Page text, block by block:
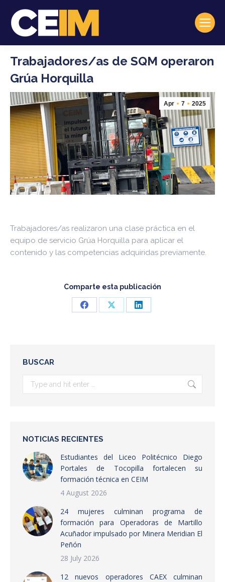
Trabajadores/as de SQM operaron
Grúa Horquilla
Apr 7 2025
Trabajadores/as realizaron una clase práctica en el
equipo de servicio Grúa Horquilla para aplicar el
contenido y las competencias adquiridas previamente.
Comparte esta publicación
Share
Share
Share
BUSCAR
Search:
NOTICIAS RECIENTES
Estudiantes del Liceo Politécnico Diego
Portales de Tocopilla fortalecen su
formación técnica en CEIM
4 August 2026
24 mujeres culminan programa de
formación para Operadoras de Martillo
Acuñador impulsado por Minera Meridian El
Peñón
28 July 2026
12 nuevos operadores CAEX culminan